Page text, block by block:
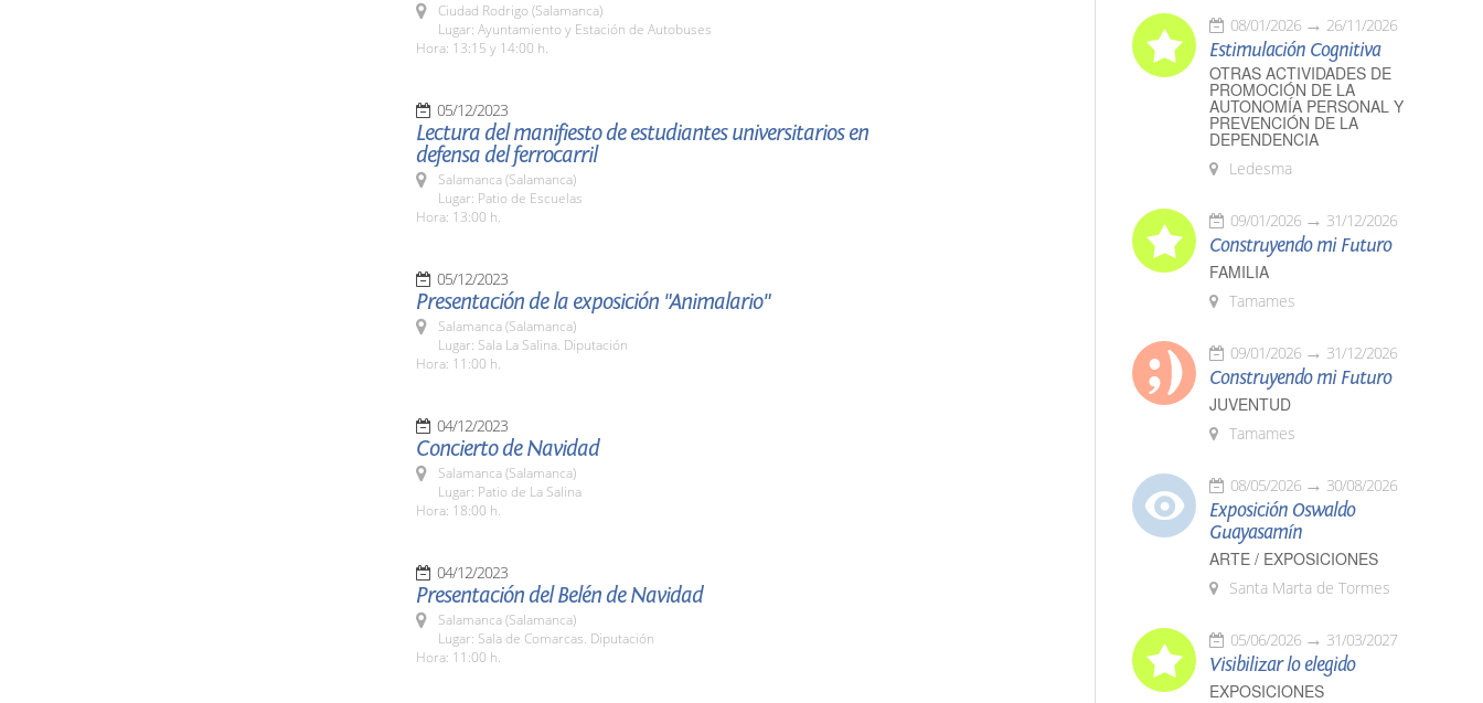
Ciudad Rodrigo (Salamanca)
Lugar: Ayuntamiento y Estación de Autobuses
Hora: 13:15 y 14:00 h.
05/12/2023
Lectura del manifiesto de estudiantes universitarios en
defensa del ferrocarril
Salamanca (Salamanca)
Lugar: Patio de Escuelas
Hora: 13:00 h.
05/12/2023
Presentación de la exposición "Animalario"
Salamanca (Salamanca)
Lugar: Sala La Salina. Diputación
Hora: 11:00 h.
04/12/2023
Concierto de Navidad
Salamanca (Salamanca)
Lugar: Patio de La Salina
Hora: 18:00 h.
04/12/2023
Presentación del Belén de Navidad
Salamanca (Salamanca)
Lugar: Sala de Comarcas. Diputación
Hora: 11:00 h.
08/01/2026 26/11/2026
Estimulación Cognitiva
OTRAS ACTIVIDADES DE
PROMOCIÓN DE LA
AUTONOMÍA PERSONAL Y
PREVENCIÓN DE LA
DEPENDENCIA
Ledesma
09/01/2026 31/12/2026
Construyendo mi Futuro
FAMILIA
Tamames
09/01/2026 31/12/2026
Construyendo mi Futuro
JUVENTUD
Tamames
08/05/2026 30/08/2026
Exposición Oswaldo
Guayasamín
ARTE / EXPOSICIONES
Santa Marta de Tormes
05/06/2026 31/03/2027
Visibilizar lo elegido
EXPOSICIONES